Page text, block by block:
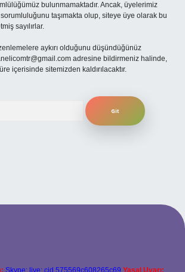
bulunmamaktadır. Ancak, üyelerimiz
taşımakta olup, siteye üye olarak bu
sayılırlar.
aykırı olduğunu düşündüğünüz
adresine bildirmeniz halinde,
içerisinde sitemizden kaldırılacaktır.
Skype: live:.cid.575569c608265c69 Yasal Uyarı: